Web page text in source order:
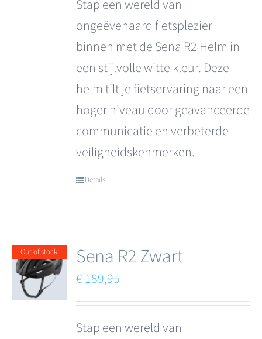
Stap een wereld van
ongeëvenaard fietsplezier
binnen met de Sena R2 Helm in
een stijlvolle witte kleur. Deze
helm tilt je fietservaring naar een
hoger niveau door geavanceerde
communicatie en verbeterde
veiligheidskenmerken.
Details
Out of stock Sena R2 Zwart
€189,95
Stap een wereld van